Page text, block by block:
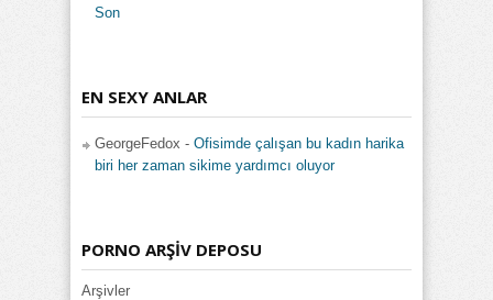
Son
EN SEXY ANLAR
GeorgeFedox - Ofisimde çalışan bu kadın harika
biri her zaman sikime yardımcı oluyor
PORNO ARŞİV DEPOSU
Arşivler